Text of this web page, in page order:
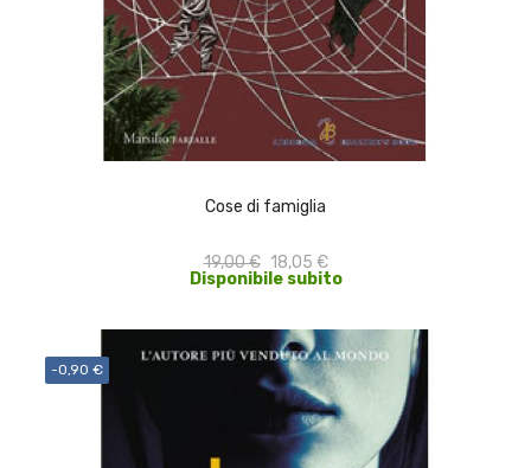
Cose di famiglia
19,00 € 18,05 €
Disponibile subito
ACQUISTA
-0,90 €